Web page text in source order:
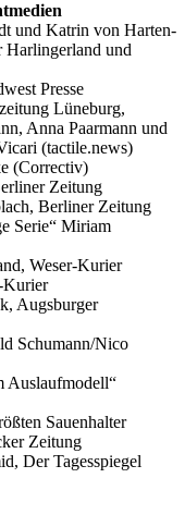
und Katrin von Harten-
Harlingerland und
Presse
Lüneburg,
Anna Paarmann und
(tactile.news)
(Correctiv)
Zeitung
Berliner Zeitung
Serie“ Miriam
Weser-Kurier
Kurier
Augsburger
Schumann/Nico
Auslaufmodell“
Sauenhalter
Zeitung
Der Tagesspiegel